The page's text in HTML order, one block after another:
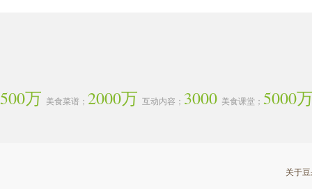
500万 美食菜谱； 2000万 互动内容； 3000 美食课堂； 5000
关于